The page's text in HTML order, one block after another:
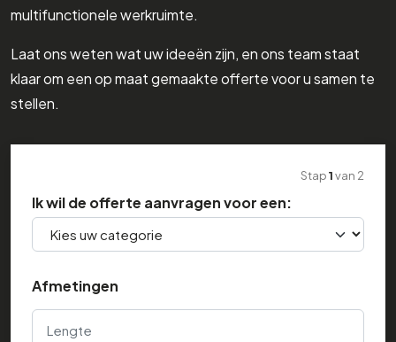
multifunctionele werkruimte.
Laat ons weten wat uw ideeën zijn, en ons team staat
klaar om een op maat gemaakte offerte voor u samen te
stellen.
Stap1van 2
Ik wil de offerte aanvragen voor een:
Afmetingen
Lengte